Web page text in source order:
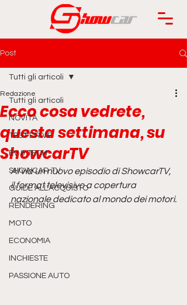
Post
Tutti gli articoli
NOVITÀ
TEST DRIVE
EV & TECH
SHOWCAR TV
GUIDE ALL'ACQUISTO
RENDERING
MOTO
ECONOMIA
INCHIESTE
PASSIONE AUTO
Tutti gli articoli
Ecco cosa vedrete,
questa settimana, su
ShowcarTV
Redazione
Al via un nuovo episodio di ShowcarTV,
il format televisivo a copertura
nazionale dedicato al mondo dei motori.